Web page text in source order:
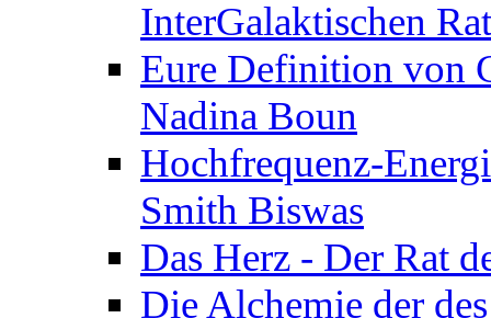
InterGalaktischen
Eure Definition von
Nadina Boun
Hochfrequenz-
Smith Biswas
Das Herz - Der Rat
Die Alchemie der